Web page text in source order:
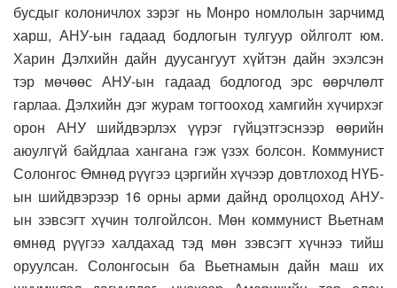
бусдыг колоничлох зэрэг нь Монро номлолын зарчимд
харш, АНУ-ын гадаад бодлогын тулгуур ойлголт юм.
Харин Дэлхийн дайн дуусангуут хүйтэн дайн эхэлсэн
тэр мөчөөс АНУ-ын гадаад бодлогод эрс өөрчлөлт
гарлаа. Дэлхийн дэг журам тогтооход хамгийн хүчирхэг
орон АНУ шийдвэрлэх үүрэг гүйцэтгэснээр өөрийн
аюулгүй байдлаа хангана гэж үзэх болсон. Коммунист
Солонгос Өмнөд рүүгээ цэргийн хүчээр довтлоход НҮБ-
ын шийдвэрээр 16 орны арми дайнд оролцоход АНУ-
ын зэвсэгт хүчин толгойлсон. Мөн коммунист Вьетнам
өмнөд рүүгээ халдахад тэд мөн зэвсэгт хүчнээ тийш
оруулсан. Солонгосын ба Вьетнамын дайн маш их